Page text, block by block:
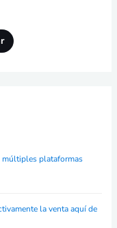
múltiples plataformas
la venta aquí de